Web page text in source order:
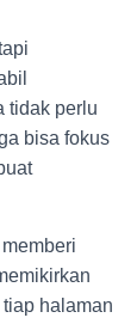
tidak perlu
bisa fokus
halaman